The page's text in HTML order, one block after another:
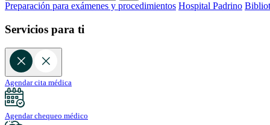
Preparación para exámenes y procedimientos Hospital Padrino
Servicios para ti
Agendar cita médica
Agendar chequeo médico